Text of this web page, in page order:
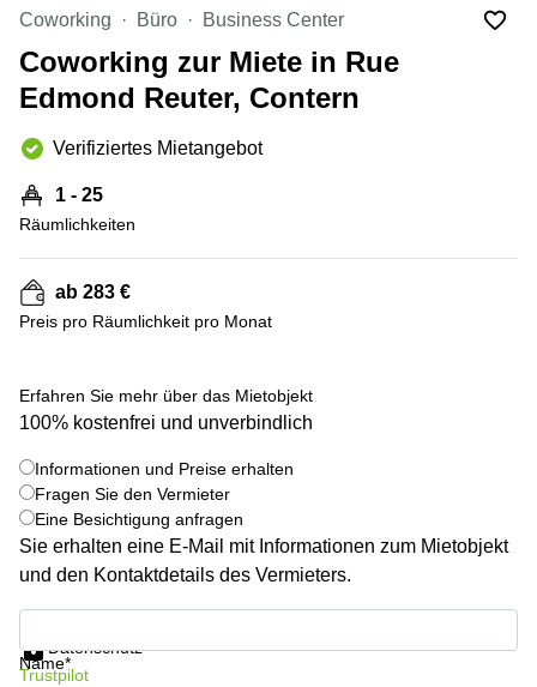
Сoworking
Esch-sur-
Alzette
Sandweiler
Bureaux
Esch-
sur-
Alzette
Bureaux
Sandweiler
Centres
Bertrange
Centres
Esch-
sur-
Alzette
Centres
Sandweiler
Coworking Büro Business Center
Coworking zur Miete in Rue
Edmond Reuter, Contern
Verifiziertes Mietangebot
1 - 25
Räumlichkeiten
ab 283 €
Preis pro Räumlichkeit pro Monat
Erfahren Sie mehr über das Mietobjekt
100% kostenfrei und unverbindlich
Informationen und Preise erhalten
Fragen Sie den Vermieter
Eine Besichtigung anfragen
Sie erhalten eine E-Mail mit Informationen zum Mietobjekt
und den Kontaktdetails des Vermieters.
Name*
Datenschutz
Trustpilot